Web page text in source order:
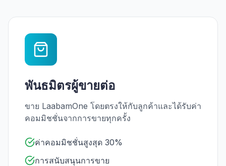
พันธมิตรผู้ขายต่อ
ขาย LaabamOne โดยตรงให้กับลูกค้าและได้รับค่า
คอมมิชชั่นจากการขายทุกครั้ง
ค่าคอมมิชชั่นสูงสุด 30%
การสนับสนุนการขาย